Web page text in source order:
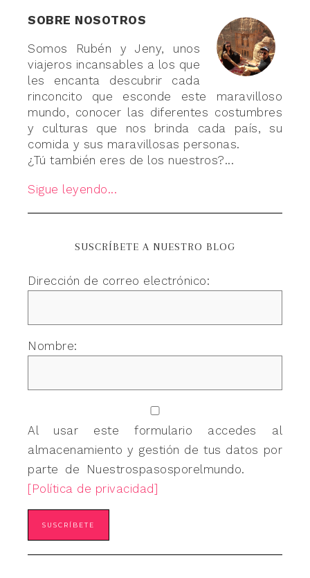
SOBRE NOSOTROS
Somos Rubén y Jeny, unos
viajeros incansables a los que
les encanta descubrir cada
rinconcito que esconde este maravilloso
mundo, conocer las diferentes costumbres
y culturas que nos brinda cada país, su
comida y sus maravillosas personas.
¿Tú también eres de los nuestros?...
Sigue leyendo...
SUSCRÍBETE A NUESTRO BLOG
Dirección de correo electrónico:
Nombre:
Al usar este formulario accedes al
almacenamiento y gestión de tus datos por
parte de Nuestrospasosporelmundo.
[Política de privacidad]